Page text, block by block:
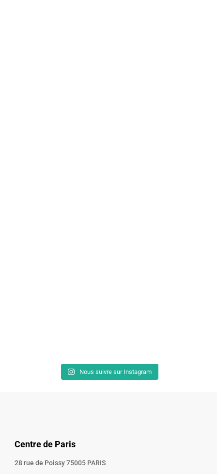
Nous suivre sur Instagram
Centre de Paris
28 rue de Poissy 75005 PARIS